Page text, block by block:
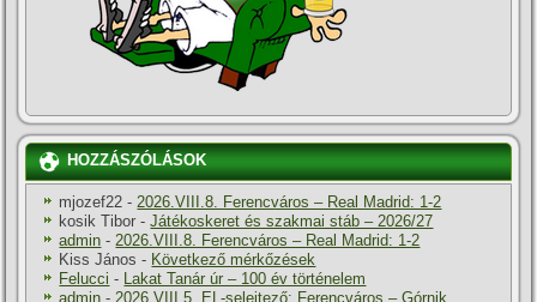
HOZZÁSZÓLÁSOK
mjozef22 -2026.VIII.8. Ferencváros – Real Madrid: 1-2
kosik Tibor -Játékoskeret és szakmai stáb – 2026/27
admin -2026.VIII.8. Ferencváros – Real Madrid: 1-2
Kiss János - Következő mérkőzések
Felucci - Lakat Tanár úr – 100 év történelem
admin - 2026.VIII.5. EL-selejtező: Ferencváros – Górnik